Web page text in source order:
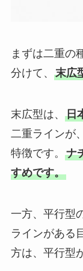
まずは二重の
分けて、 末広
末広型は、 日
二重ラインが
特徴です。 ナ
すめです。
一方、平行型
ラインがある
方は、平行型